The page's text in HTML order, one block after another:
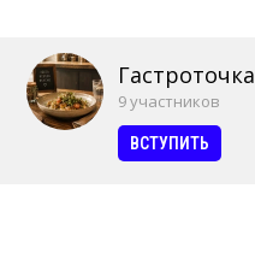
Гастроточка
9 участников
ВСТУПИТЬ